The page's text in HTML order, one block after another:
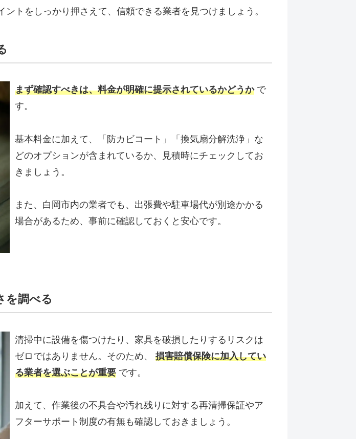
トをしっかり押さえて、信頼できる業者を見つけましょう。
まず確認すべきは、料金が明確に提示されているかどうか で
す。
基本料金に加えて、「防カビコート」「換気扇分解洗浄」な
どのオプションが含まれているか、見積時にチェックしてお
きましょう。
また、白岡市内の業者でも、出張費や駐車場代が別途かかる
場合があるため、事前に確認しておくと安心です。
を調べる
清掃中に設備を傷つけたり、家具を破損したりするリスクは
ゼロではありません。そのため、損害賠償保険に加入してい
る業者を選ぶことが重要 です。
加えて、作業後の不具合や汚れ残りに対する再清掃保証やア
フターサポート制度の有無も確認しておきましょう。